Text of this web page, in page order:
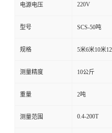
电源电压 220V
型号 SCS-50吨
规格 5米6米10米
测量精度 10公斤
重量 2吨
测量范围 0.4-200T